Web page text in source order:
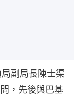
副局長陳士渠
，先後與巴基